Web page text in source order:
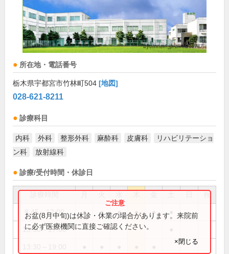
所在地・電話番号
栃木県宇都宮市竹林町504 [地図]
028-621-8211
診療科目
内科 外科 整形外科 麻酔科 皮膚科
リハビリテーショ
ン科
放射線科
診療/受付時間・休診日
祝
8:45～12:00 ● ● ● ● ●
13:30～17:00
お盆(8月中旬)は休診・休業の場合があります。来院前
に必ず医療機関に直接ご確認ください。
×閉じる